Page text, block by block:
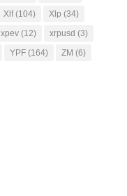
Xlf(104) Xlp (34)
xpev (12) xrpusd (3)
YPF (164) ZM (6)